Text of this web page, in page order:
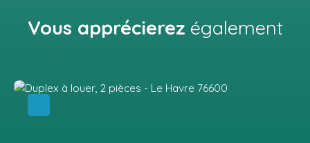
Vous apprécierez également